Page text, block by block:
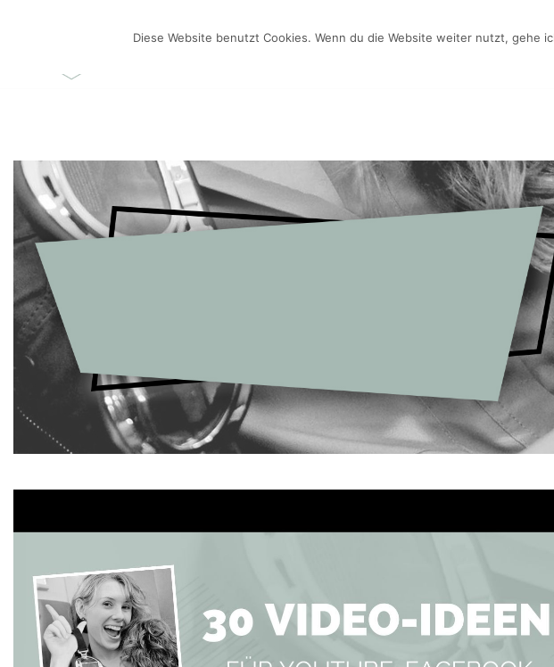
ÜBER MICH VIDEO-BLOG VIDEO-IDEEN
Diese Website benutzt Cookies. Wenn du die Website weiter nutzt, gehe